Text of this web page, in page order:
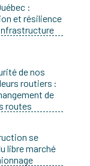
:
et résilience
de nos
routiers :
de
routes
se
libre marché